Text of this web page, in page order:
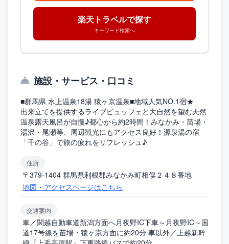
楽天トラベルで探す
キーワード検索へ
施設・サービス・口コミ
■群馬県 水上温泉18湯 猿ヶ京温泉■地域人気NO.1宿★
出来立てを提供するライブビュッフェと大自然を望む天然
温泉露天風呂が自慢♪都心から約2時間！みなかみ・苗場・
湯沢・尾瀬等、周辺観光にもアクセス良好！源泉湯の宿
「千の谷」で旅の疲れをリフレッシュ♪
住所
〒379-1404 群馬県利根郡みなかみ町相俣２４８番地
地図・アクセスページはこちら
交通案内
車／関越自動車道新潟方面へ月夜野IC下車～月夜野IC～国
道17号線を苗場・猿ヶ京方面に約20分 車以外／上越新幹